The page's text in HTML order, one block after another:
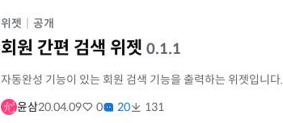
위젯 공개
회원 간편 검색 위젯 0.1.1
자동완성 기능이 있는 회원 검색 기능을 출력하는 위젯입니다.
윤삼20.04.09 0 20 131